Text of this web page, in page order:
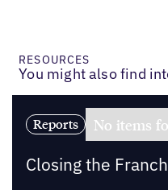
RESOURCES
You might also find
Reports No items
Closing the